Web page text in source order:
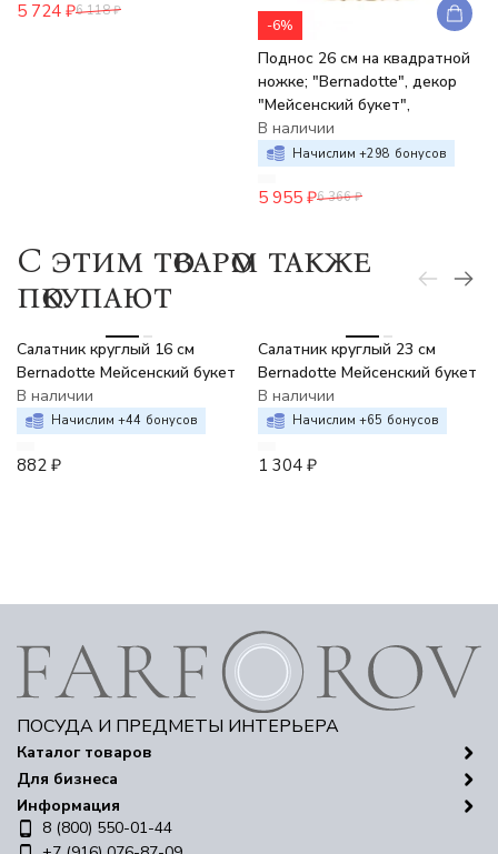
5 724 ₽6 118 ₽
-6%
Поднос 26 см на квадратной
ножке; "Bernadotte", декор
"Мейсенский букет",
В наличии
Начислим +298 бонусов
5 955 ₽6 366 ₽
C этим товаром также
покупают
Салатник круглый 16 см
Bernadotte Мейсенский букет
В наличии
Начислим +44 бонусов
882 ₽
Салатник круглый 23 см
Bernadotte Мейсенский букет
В наличии
Начислим +65 бонусов
1 304 ₽
ПОСУДА И ПРЕДМЕТЫ ИНТЕРЬЕРА
Каталог товаров
Для бизнеса
Информация
8 (800) 550-01-44